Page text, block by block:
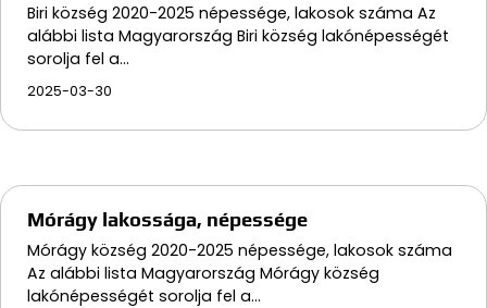
Biri község 2020-2025 népessége, lakosok száma Az
alábbi lista Magyarország Biri község lakónépességét
sorolja fel a…
2025-03-30
Mórágy lakossága, népessége
Mórágy község 2020-2025 népessége, lakosok száma
Az alábbi lista Magyarország Mórágy község
lakónépességét sorolja fel a…